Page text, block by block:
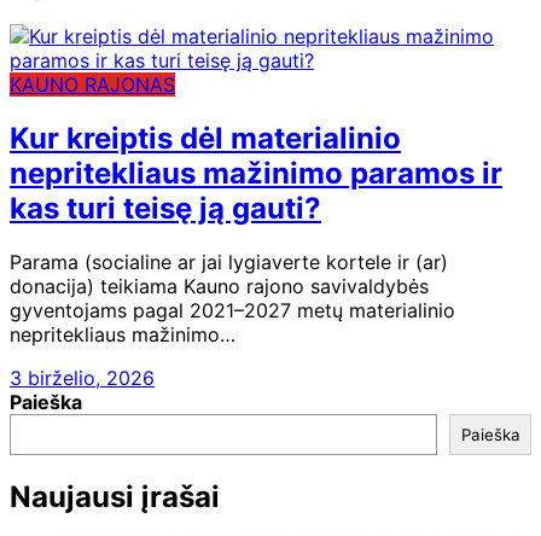
KAUNO RAJONAS
Kur kreiptis dėl materialinio
nepritekliaus mažinimo paramos ir
kas turi teisę ją gauti?
Parama (socialine ar jai lygiaverte kortele ir (ar)
donacija) teikiama Kauno rajono savivaldybės
gyventojams pagal 2021–2027 metų materialinio
nepritekliaus mažinimo…
3 birželio, 2026
Paieška
Paieška
Naujausi įrašai